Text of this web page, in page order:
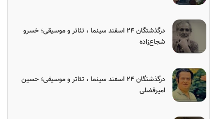
درگذشتگان ۲۴ اسفند سینما ، تئاتر و موسیقی؛ خسرو
شجاع‌زاده
درگذشتگان ۲۴ اسفند سینما ، تئاتر و موسیقی؛ حسین
امیرفضلی